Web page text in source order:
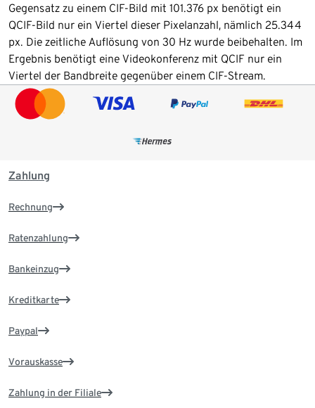
Gegensatz zu einem CIF-Bild mit 101.376 px benötigt ein
QCIF-Bild nur ein Viertel dieser Pixelanzahl, nämlich 25.344
px. Die zeitliche Auflösung von 30 Hz wurde beibehalten. Im
Ergebnis benötigt eine Videokonferenz mit QCIF nur ein
Viertel der Bandbreite gegenüber einem CIF-Stream.
Zahlung
Rechnung
Ratenzahlung
Bankeinzug
Kreditkarte
Paypal
Vorauskasse
Zahlung in der Filiale